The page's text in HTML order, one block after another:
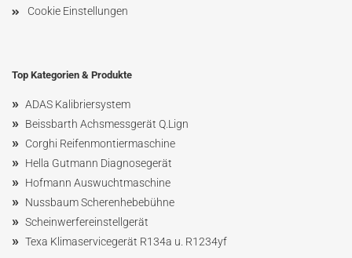
Cookie Einstellungen
Top Kategorien & Produkte
» ADAS Kalibriersystem
» Beissbarth Achsmessgerät Q.Lign
» Corghi Reifenmontiermaschine
» Hella Gutmann Diagnosegerät
» Hofmann Auswuchtmaschine
» NussbaumScherenhebebühne
» Scheinwerfereinstellgerät
» Texa Klimaservicegerät R134a u. R1234yf